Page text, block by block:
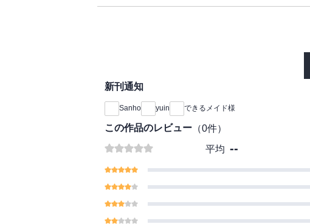
新刊通知
Sanho yuin できるメイド様
この作品のレビュー （0件）
平均 --